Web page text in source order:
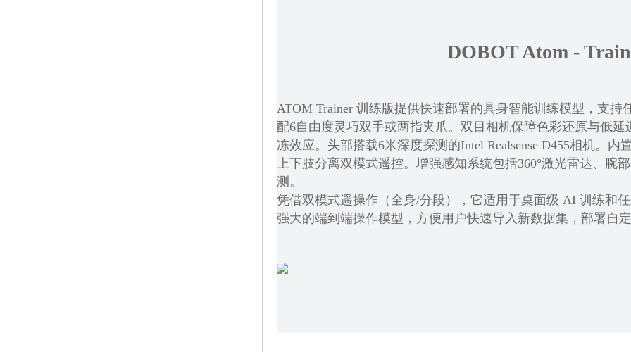
DOBOT Atom -
ATOM Trainer 训练版提供快速部署的具身智能训练模型，支
配6自由度灵巧双手或两指夹爪。双目相机保障色彩还原与低
冻效应。头部搭载6米深度探测的Intel Realsense D455相机。内
上下肢分离双模式遥控。增强感知系统包括360°激光雷达、腕
测。
凭借双模式遥操作（全身/分段），它适用于桌面级 AI 训练和
强大的端到端操作模型，方便用户快速导入新数据集，部署自